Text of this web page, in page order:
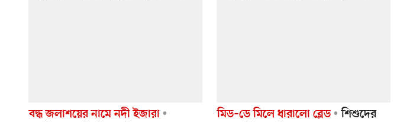
বদ্ধ জলাশয়ের নামে নদী ইজারা
মিড–ডে মিলে ধারালো ব্লেড
শিশুদের